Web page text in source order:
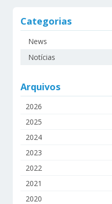
Categorias
News
Notícias
Arquivos
2026
2025
2024
2023
2022
2021
2020